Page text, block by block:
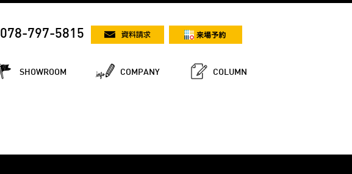
078-797-5815
SHOWROOM COMPANY COLUMN